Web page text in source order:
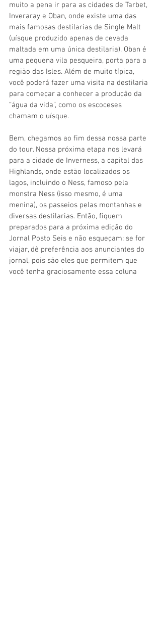
muito a pena ir para as cidades de Tarbet,
Inveraray e Oban, onde existe uma das
mais famosas destilarias de Single Malt
(uísque produzido apenas de cevada
maltada em uma única destilaria). Oban é
uma pequena vila pesqueira, porta para a
região das Isles. Além de muito típica,
você poderá fazer uma visita na destilaria
para começar a conhecer a produção da
“água da vida”, como os escoceses
chamam o uísque.
Bem, chegamos ao fim dessa nossa parte
do tour. Nossa próxima etapa nos levará
para a cidade de Inverness, a capital das
Highlands, onde estão localizados os
lagos, incluindo o Ness, famoso pela
monstra Ness (isso mesmo, é uma
menina), os passeios pelas montanhas e
diversas destilarias. Então, fiquem
preparados para a próxima edição do
Jornal Posto Seis e não esqueçam: se for
viajar, dê preferência aos anunciantes do
jornal, pois são eles que permitem que
você tenha graciosamente essa coluna